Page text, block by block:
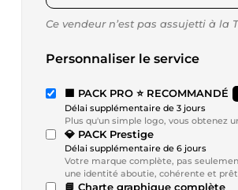
Ce vendeur n’est pas assujetti à la
Personnaliser le service
🟧 PACK PRO ⭐ RECOMMANDÉ
Délai supplémentaire de 3 jours
Plus qu'un simple logo, vous obtenez
💎 PACK Prestige
Délai supplémentaire de 6 jours
Votre marque complète, pas
une identité aboutie, cohérente et
📘 Charte graphique complète